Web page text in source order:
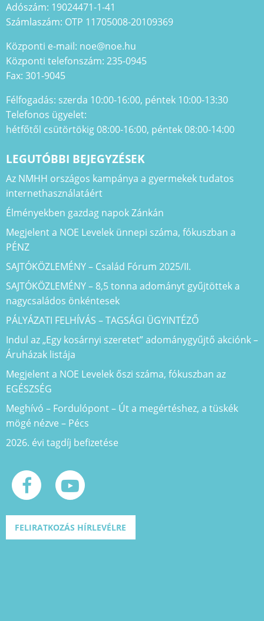
Adószám: 19024471-1-41
Számlaszám: OTP 11705008-20109369
Központi e-mail: noe@noe.hu
Központi telefonszám: 235-0945
Fax: 301-9045
Félfogadás: szerda 10:00-16:00, péntek 10:00-13:30
Telefonos ügyelet:
hétfőtől csütörtökig 08:00-16:00, péntek 08:00-14:00
LEGUTÓBBI BEJEGYZÉSEK
Az NMHH országos kampánya a gyermekek tudatos
internethasználatáért
Élményekben gazdag napok Zánkán
Megjelent a NOE Levelek ünnepi száma, fókuszban a
PÉNZ
SAJTÓKÖZLEMÉNY – Család Fórum 2025/II.
SAJTÓKÖZLEMÉNY – 8,5 tonna adományt gyűjtöttek a
nagycsaládos önkéntesek
PÁLYÁZATI FELHÍVÁS – TAGSÁGI ÜGYINTÉZŐ
Indul az „Egy kosárnyi szeretet” adománygyűjtő akciónk –
Áruházak listája
Megjelent a NOE Levelek őszi száma, fókuszban az
EGÉSZSÉG
Meghívó – Fordulópont – Út a megértéshez, a tüskék
mögé nézve – Pécs
2026. évi tagdíj befizetése
FELIRATKOZÁS HÍRLEVÉLRE